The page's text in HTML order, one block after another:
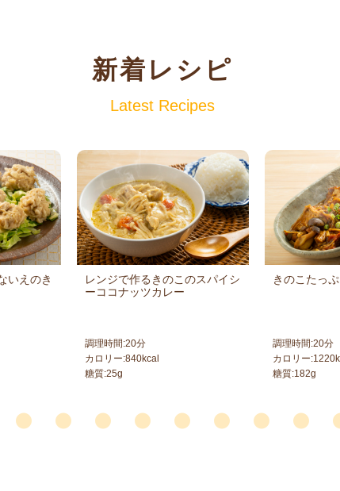
新着レシピ
Latest Recipes
いえのき
レンジで作るきのこのスパイシ
ーココナッツカレー
調理時間:20分
カロリー:840kcal
糖質:25g
きのこたっ
調理時間:20分
カロリー:1220
糖質:182g